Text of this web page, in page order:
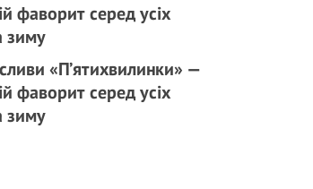
«П’ятихвилинки» —
фаворит серед усіх
зиму